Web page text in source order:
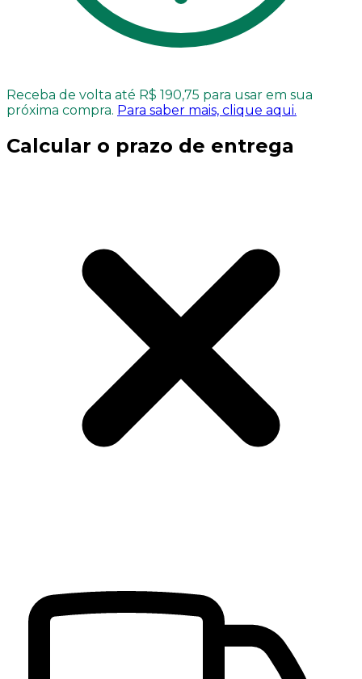
Receba de volta até R$ 190,75 para usar em sua
próxima compra. Para saber mais, clique aqui.
Calcular o prazo de entrega